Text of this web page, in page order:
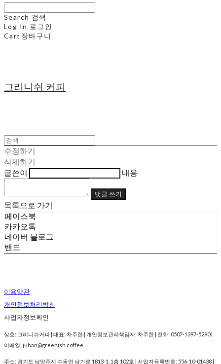
Search 검색
Log In 로그인
Cart 장바구니
그리니쉬 커피
수정하기
삭제하기
글쓴이
내용
댓글 쓰기
목록으로 가기
페이스북
카카오톡
네이버 블로그
밴드
이용약관
개인정보처리방침
사업자정보확인
상호: 그리니쉬커피 | 대표: 차주한 | 개인정보관리책임자: 차주한 | 전화: 0507-1397-5290 |
이메일: juhan@greenish.coffee
주소: 경기도 남양주시 수동면 남가로 1813-1, 1층 102호 | 사업자등록번호: 556-10-01438 |